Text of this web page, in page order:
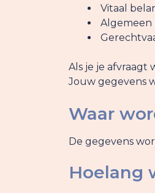
Vitaal
Algemeen
Als je je afvraagt
Jouw gegevens
Waar
De gegevens
Hoelang